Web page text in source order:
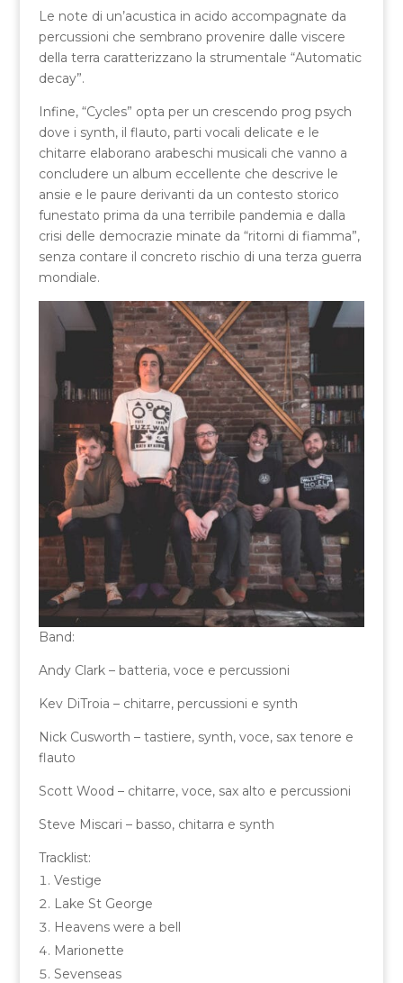
Le note di un’acustica in acido accompagnate da
percussioni che sembrano provenire dalle viscere
della terra caratterizzano la strumentale “Automatic
decay”.
Infine, “Cycles” opta per un crescendo prog psych
dove i synth, il flauto, parti vocali delicate e le
chitarre elaborano arabeschi musicali che vanno a
concludere un album eccellente che descrive le
ansie e le paure derivanti da un contesto storico
funestato prima da una terribile pandemia e dalla
crisi delle democrazie minate da “ritorni di fiamma”,
senza contare il concreto rischio di una terza guerra
mondiale.
Band:
Andy Clark – batteria, voce e percussioni
Kev DiTroia – chitarre, percussioni e synth
Nick Cusworth – tastiere, synth, voce, sax tenore e
flauto
Scott Wood – chitarre, voce, sax alto e percussioni
Steve Miscari – basso, chitarra e synth
Tracklist:
Vestige
Lake St George
Heavens were a bell
Marionette
Sevenseas